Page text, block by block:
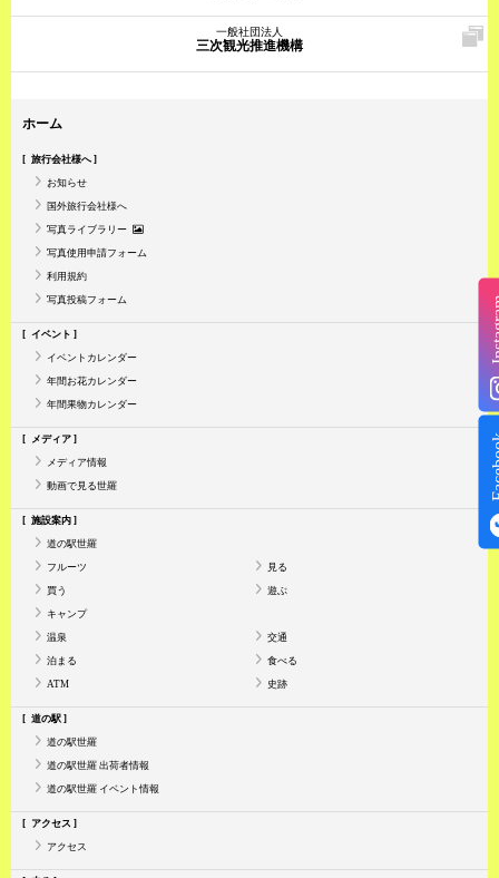
一般社団法人
三次観光推進機構
ホーム
旅行会社様へ
お知らせ
国外旅行会社様へ
写真ライブラリー
写真使用申請フォーム
利用規約
写真投稿フォーム
イベント
イベントカレンダー
年間お花カレンダー
年間果物カレンダー
メディア
メディア情報
動画で見る世羅
施設案内
道の駅世羅
フルーツ 見る
買う 遊ぶ
キャンプ
温泉 交通
泊まる 食べる
ATM 史跡
道の駅
道の駅世羅
道の駅世羅 出荷者情報
道の駅世羅 イベント情報
アクセス
アクセス